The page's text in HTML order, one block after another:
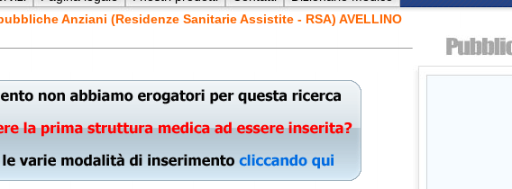
Anziani (Residenze Sanitarie Assistite - RSA) AVELLINO